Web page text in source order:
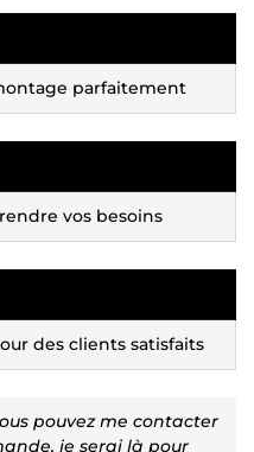
parfaitement
vos besoins
des clients satisfaits
pouvez me contacter
je serai là pour